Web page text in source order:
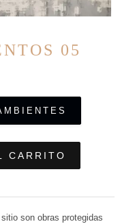
05
CARRITO
son obras protegidas